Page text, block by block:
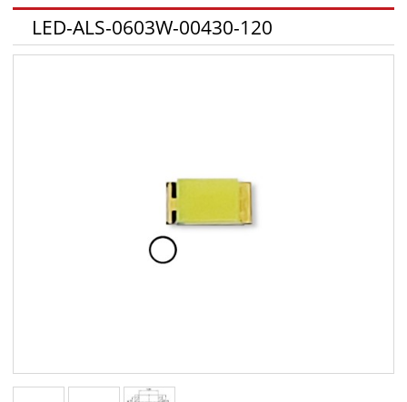
LED-ALS-0603W-00430-120